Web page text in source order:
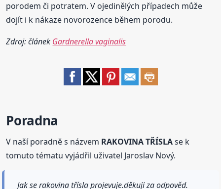
porodem či potratem. V ojedinělých případech může
dojít i k nákaze novorozence během porodu.
Zdroj: článek Gardnerella vaginalis
Poradna
V naší poradně s názvem RAKOVINA TŘÍSLAse k
tomuto tématu vyjádřil uživatel Jaroslav Nový.
Jak se rakovina třísla projevuje.děkuji za odpověd.